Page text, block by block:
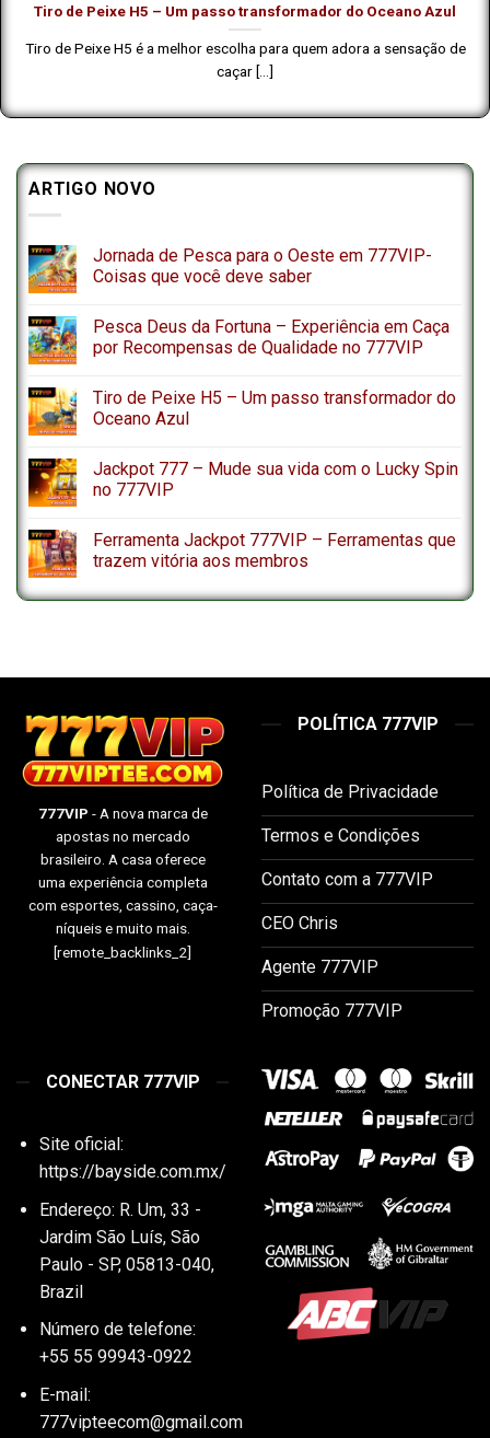
Tiro de Peixe H5 – Um passo transformador do Oceano Azul
Tiro de Peixe H5 é a melhor escolha para quem adora a sensação de
caçar [...]
ARTIGO NOVO
Jornada de Pesca para o Oeste em 777VIP-
Coisas que você deve saber
Pesca Deus da Fortuna – Experiência em Caça
por Recompensas de Qualidade no 777VIP
Tiro de Peixe H5 – Um passo transformador do
Oceano Azul
Jackpot 777 – Mude sua vida com o Lucky Spin
no 777VIP
Ferramenta Jackpot 777VIP – Ferramentas que
trazem vitória aos membros
777VIP - A nova marca de
apostas no mercado
brasileiro. A casa oferece
uma experiência completa
com esportes, cassino, caça-
níqueis e muito mais.
[remote_backlinks_2]
POLÍTICA 777VIP
Política de Privacidade
Termos e Condições
Contato com a 777VIP
CEO Chris
Agente 777VIP
Promoção 777VIP
CONECTAR 777VIP
Site oficial:
https://bayside.com.mx/
Endereço: R. Um, 33 -
Jardim São Luís, São
Paulo - SP, 05813-040,
Brazil
Número de telefone:
+55 55 99943-0922
E-mail:
777vipteecom@gmail.com